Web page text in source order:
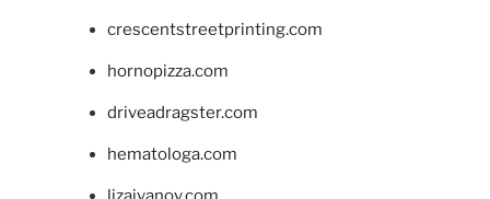
crescentstreetprinting.com
hornopizza.com
driveadragster.com
hematologa.com